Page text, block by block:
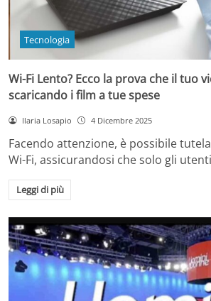
Tecnologia
Wi-Fi Lento? Ecco la prova che il tuo
scaricando i film a tue spese
Ilaria Losapio 4 Dicembre 2025
Facendo attenzione, è possibile
Wi-Fi, assicurandosi che solo gli
Leggi di più